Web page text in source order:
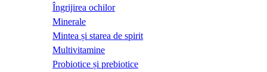
Îngrijirea ochilor
Minerale
Mintea și starea de spirit
Multivitamine
Probiotice și prebiotice